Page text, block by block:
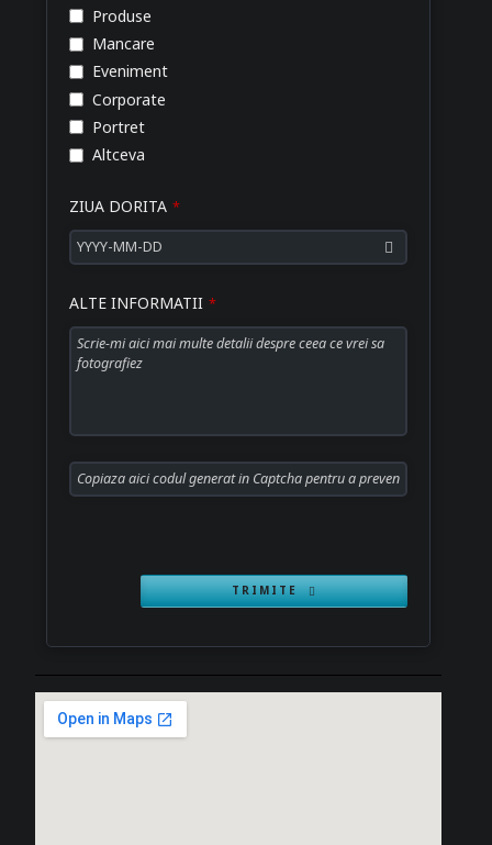
Produse
Mancare
Eveniment
Corporate
Portret
Altceva
ZIUA DORITA *
ALTE INFORMATII *
TRIMITE